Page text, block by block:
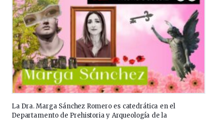
La Dra. Marga Sánchez Romero es catedrática en el
Departamento de Prehistoria y Arqueología de la